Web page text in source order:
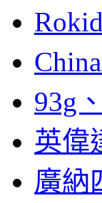
93g
英偉
廣納